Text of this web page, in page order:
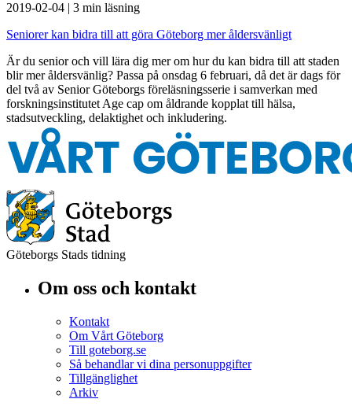
2019-02-04 | 3 min läsning
Seniorer kan bidra till att göra Göteborg mer åldersvänligt
Är du senior och vill lära dig mer om hur du kan bidra till att staden
blir mer åldersvänlig? Passa på onsdag 6 februari, då det är dags för
del två av Senior Göteborgs föreläsningsserie i samverkan med
forskningsinstitutet Age cap om åldrande kopplat till hälsa,
stadsutveckling, delaktighet och inkludering.
Göteborgs Stads tidning
Om oss och kontakt
Kontakt
Om Vårt Göteborg
Till goteborg.se
Så behandlar vi dina personuppgifter
Tillgänglighet
Arkiv